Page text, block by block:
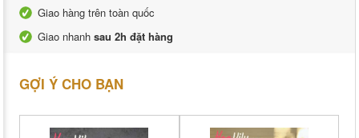
Giao hàng trên toàn quốc
Giao nhanh sau 2h đặt hàng
GỢI Ý CHO BẠN